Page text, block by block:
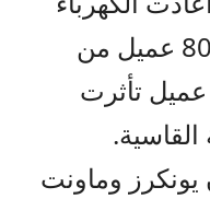
إلى أكثر من 166 ألفا و800 عميل من
أصل نحو 173 ألفا و700 عميل تأثرت
وماونت